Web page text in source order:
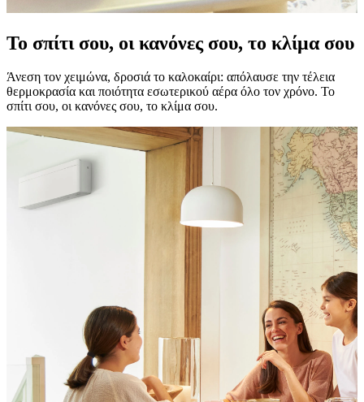
Το σπίτι σου, οι κανόνες σου, το κλίμα σου
Άνεση τον χειμώνα, δροσιά το καλοκαίρι: απόλαυσε την τέλεια
θερμοκρασία και ποιότητα εσωτερικού αέρα όλο τον χρόνο. Το
σπίτι σου, οι κανόνες σου, το κλίμα σου.